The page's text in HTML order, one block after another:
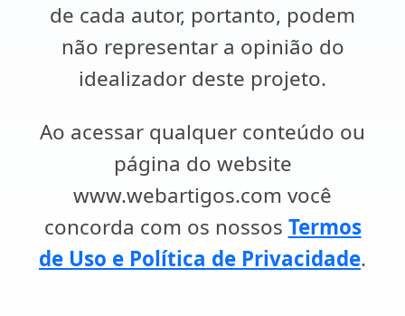
de cada autor, portanto, podem
não representar a opinião do
idealizador deste projeto.
Ao acessar qualquer conteúdo ou
página do website
www.webartigos.com você
concorda com os nossos Termos
de Uso e Política de Privacidade.